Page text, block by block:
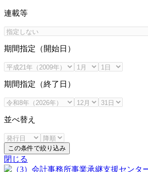
連載等
期間指定（開始日）
期間指定（終了日）
並べ替え
この条件で絞り込み
閉じる